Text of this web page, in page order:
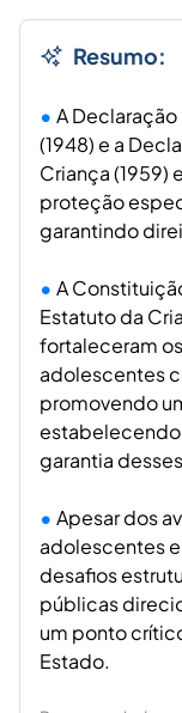
Resumo:
A
(1948) e a
Criança (1959)
proteção
garantindo
A
Estatuto da
fortaleceram
adolescentes
promovendo
estabelecendo
garantia
Apesar dos
adolescentes
desafios
públicas
um ponto
Estado.